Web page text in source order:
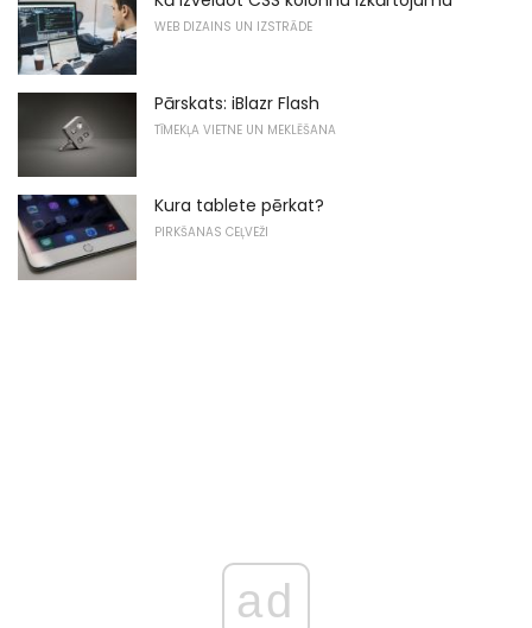
WEB DIZAINS UN IZSTRĀDE
Pārskats: iBlazr Flash
TĪMEKĻA VIETNE UN MEKLĒŠANA
Kura tablete pērkat?
PIRKŠANAS CEĻVEŽI
ad